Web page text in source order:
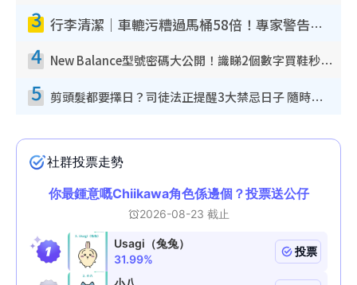
3 行李清潔｜車轆污糟過馬桶58倍！專家警告忌用酒精抹 教1招免污手除菌
4 New Balance型號密碼大公開！識睇2個數字買鞋秒知功能免中伏 附5大熱門鞋款
5 剪頭髮都要擇日？司徒法正提醒3大禁忌日子 隨時剪走財運！呢日剪髮恐「剪壽命」？